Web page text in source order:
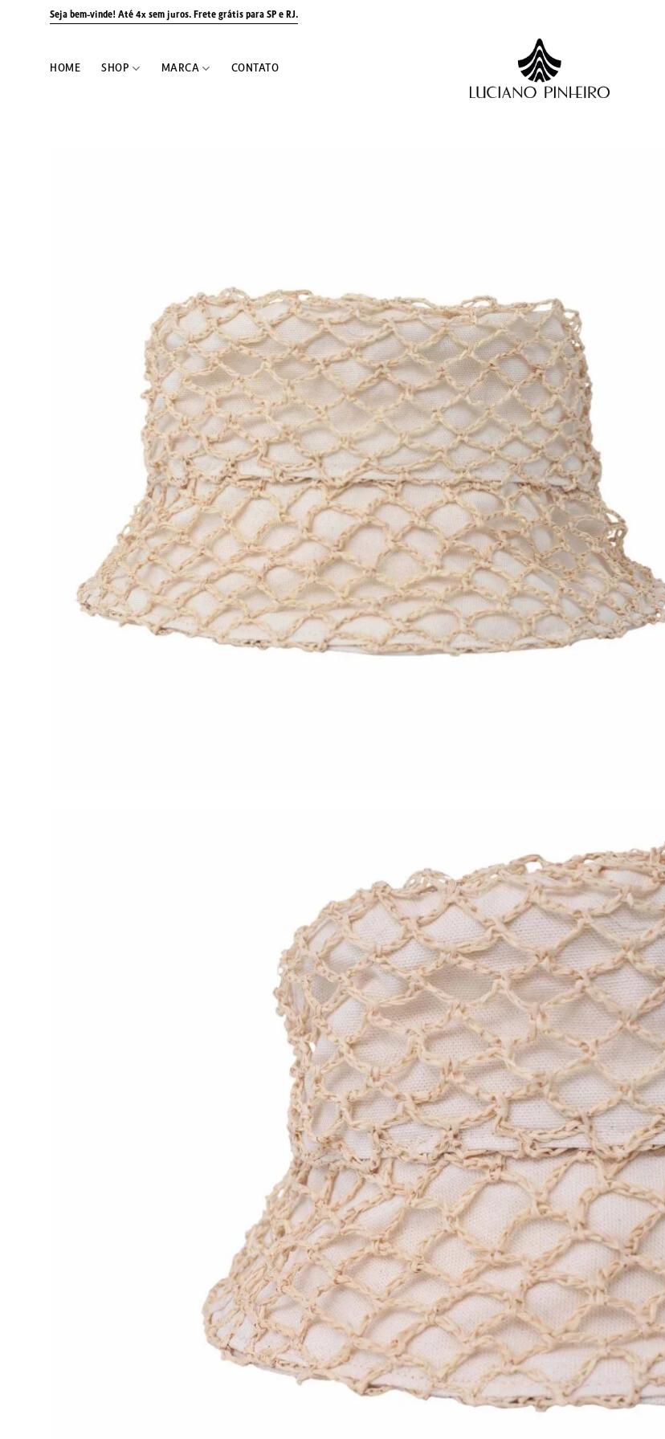
Seja bem-vinde! Até 4x sem juros. Frete grátis para SP e RJ.
HOME SHOP MARCA CONTATO